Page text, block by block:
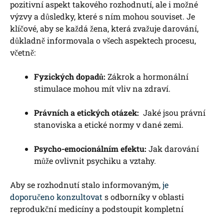
pozitivní aspekt takového rozhodnutí, ale i⁤ možné
výzvy a ⁢důsledky, které s ním ‌mohou souviset. Je
klíčové, aby ⁣se každá žena, která zvažuje darování,
důkladně informovala o všech aspektech ‌procesu,
včetně:
Fyzických dopadů: Zákrok ⁢a hormonální
stimulace mohou mít vliv na zdraví.
Právních a etických otázek: ​ Jaké jsou právní
stanoviska a etické normy v dané ‍zemi.
Psycho-emocionálním efektu: Jak darování
může⁢ ovlivnit psychiku a vztahy.
Aby‍ se rozhodnutí stalo informovaným,je
doporučeno konzultovat s ⁢odborníky ‍v oblasti
reprodukční ‍medicíny a podstoupit kompletní